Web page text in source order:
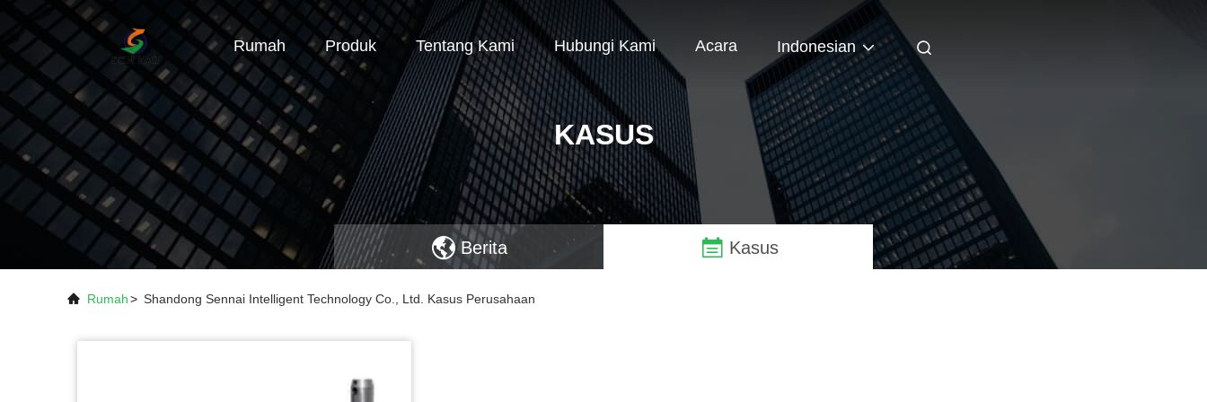
Rumah Produk Tentang Kami Hubungi Kami Acara Indonesian
KASUS
Berita Kasus
Rumah> Shandong Sennai Intelligent Technology Co., Ltd. Kasus Perusahaan